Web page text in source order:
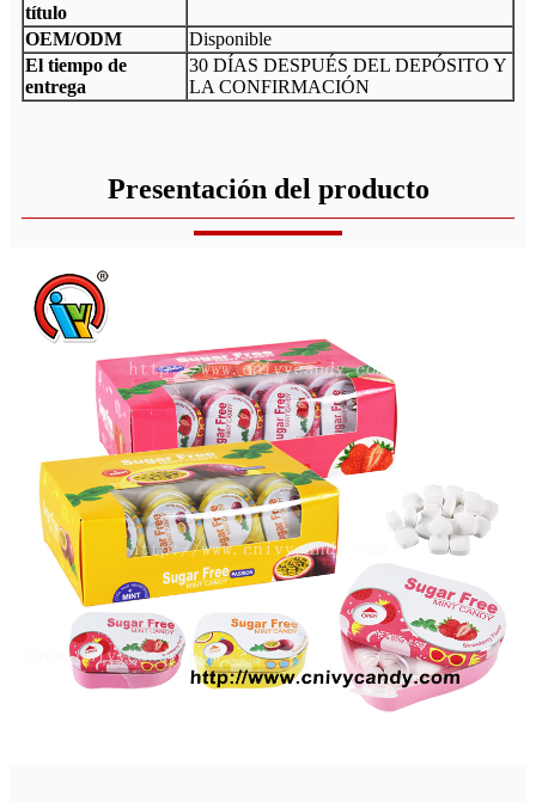
título
OEM/ODM
Disponible
El tiempo de
entrega
30 DÍAS DESPUÉS DEL DEPÓSITO Y
LA CONFIRMACIÓN
Presentación del producto